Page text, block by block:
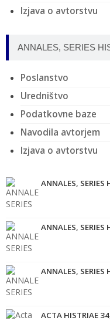
Izjava o avtorstvu
ANNALES, SERIES
Poslanstvo
Uredništvo
Podatkovne baze
Navodila avtorjem
Izjava o avtorstvu
ANNALES,
ANNALES,
ANNALES,
ACTA HISTRIAE